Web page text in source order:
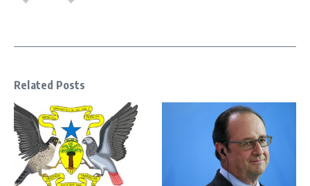
Related Posts